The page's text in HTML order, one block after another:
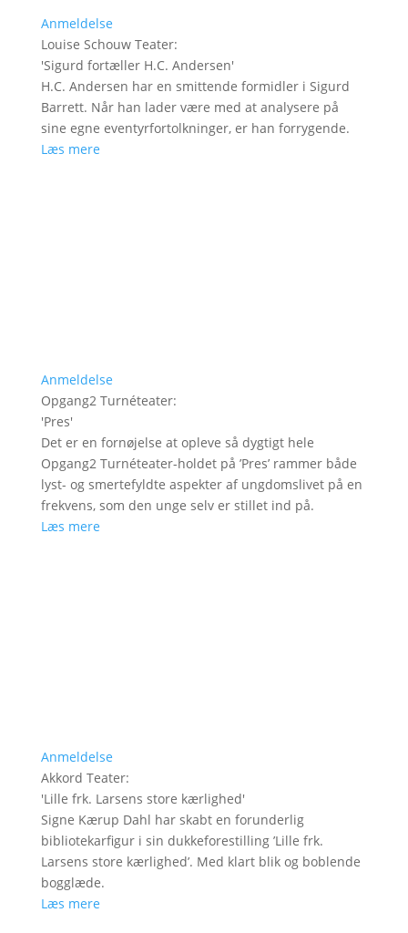
Anmeldelse
Louise Schouw Teater:
'Sigurd fortæller H.C. Andersen'
H.C. Andersen har en smittende formidler i Sigurd
Barrett. Når han lader være med at analysere på
sine egne eventyrfortolkninger, er han forrygende.
Læs mere
Anmeldelse
Opgang2 Turnéteater:
'Pres'
Det er en fornøjelse at opleve så dygtigt hele
Opgang2 Turnéteater-holdet på ’Pres’ rammer både
lyst- og smertefyldte aspekter af ungdomslivet på en
frekvens, som den unge selv er stillet ind på.
Læs mere
Anmeldelse
Akkord Teater:
'Lille frk. Larsens store kærlighed'
Signe Kærup Dahl har skabt en forunderlig
bibliotekarfigur i sin dukkeforestilling ’Lille frk.
Larsens store kærlighed’. Med klart blik og boblende
bogglæde.
Læs mere